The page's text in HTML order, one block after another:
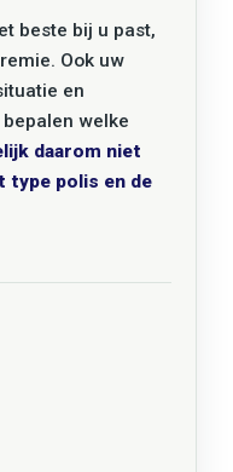
beste bij u past,
Ook uw
en
welke
daarom niet
type polis en de